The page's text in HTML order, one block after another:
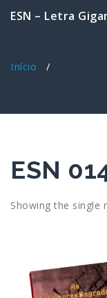
ESN – Letra
Início /
ESN
Showing the single